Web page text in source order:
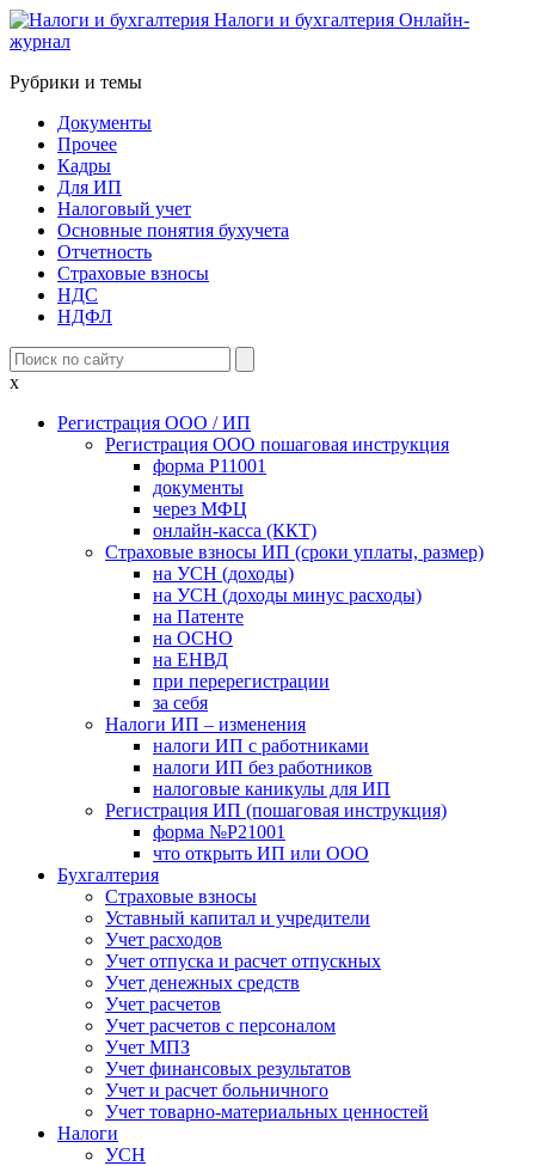
Налоги и бухгалтерия Онлайн-
журнал
Рубрики и темы
Документы
Прочее
Кадры
Для ИП
Налоговый учет
Основные понятия бухучета
Отчетность
Страховые взносы
НДС
НДФЛ
x
Регистрация ООО / ИП
Регистрация ООО пошаговая инструкция
форма Р11001
документы
через МФЦ
онлайн-касса (ККТ)
Страховые взносы ИП (сроки уплаты, размер)
на УСН (доходы)
на УСН (доходы минус расходы)
на Патенте
на ОСНО
на ЕНВД
при перерегистрации
за себя
Налоги ИП – изменения
налоги ИП с работниками
налоги ИП без работников
налоговые каникулы для ИП
Регистрация ИП (пошаговая инструкция)
форма №Р21001
что открыть ИП или ООО
Бухгалтерия
Страховые взносы
Уставный капитал и учредители
Учет расходов
Учет отпуска и расчет отпускных
Учет денежных средств
Учет расчетов
Учет расчетов с персоналом
Учет МПЗ
Учет финансовых результатов
Учет и расчет больничного
Учет товарно-материальных ценностей
Налоги
УСН